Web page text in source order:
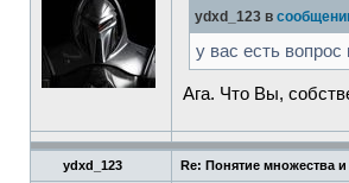
ydxd_123 в
у вас есть
Ага. Что Вы,
ydxd_123 Re: Понятие множества